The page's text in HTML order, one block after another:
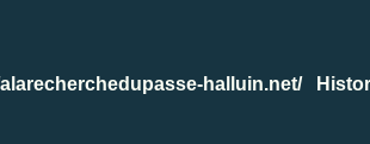
halluin.net/